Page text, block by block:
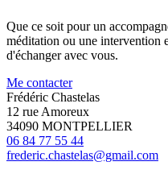
Que ce soit pour un
méditation ou une intervention
d'échanger avec vous.
Me contacter
Frédéric Chastelas
12 rue Amoreux
34090 MONTPELLIER
06 84 77 55 44
frederic.chastelas@gmail.com